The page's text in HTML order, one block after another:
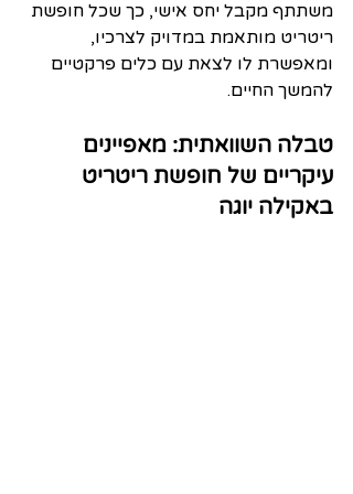
משתתף מקבל יחס אישי, כך שכל חופשת
ריטריט מותאמת במדויק לצרכיו,
ומאפשרת לו לצאת עם כלים פרקטיים
להמשך החיים.
טבלה השוואתית: מאפיינים
עיקריים של חופשת ריטריט
באקילה יוגה